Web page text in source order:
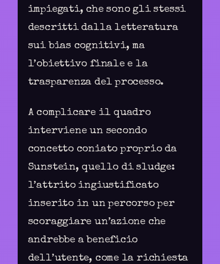
impiegati, che sono gli stessi
descritti dalla letteratura
sui bias cognitivi, ma
l’obiettivo finale e la
trasparenza del processo.
A complicare il quadro
interviene un secondo
concetto coniato proprio da
Sunstein, quello di sludge:
l’attrito ingiustificato
inserito in un percorso per
scoraggiare un’azione che
andrebbe a beneficio
dell’utente, come la richiesta